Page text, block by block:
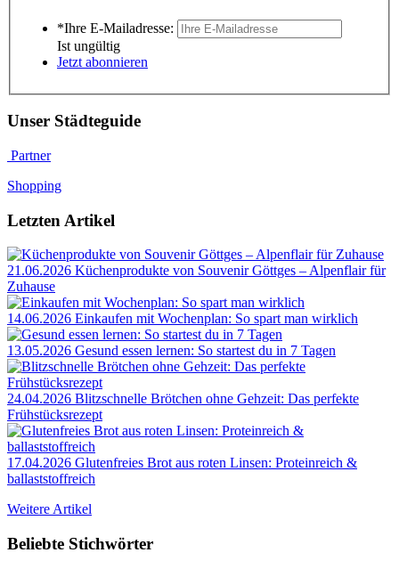
*Ihre E-Mailadresse:
Ist ungültig
Jetzt abonnieren
Unser Städteguide
Partner
Shopping
Letzten Artikel
21.06.2026 Küchenprodukte von Souvenir Göttges – Alpenflair für
Zuhause
14.06.2026 Einkaufen mit Wochenplan: So spart man wirklich
13.05.2026 Gesund essen lernen: So startest du in 7 Tagen
24.04.2026 Blitzschnelle Brötchen ohne Gehzeit: Das perfekte
Frühstücksrezept
17.04.2026 Glutenfreies Brot aus roten Linsen: Proteinreich &
ballaststoffreich
Weitere Artikel
Beliebte Stichwörter